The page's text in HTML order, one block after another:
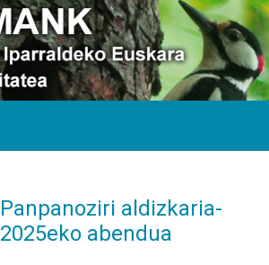
Panpanoziri aldizkaria-
2025eko abendua